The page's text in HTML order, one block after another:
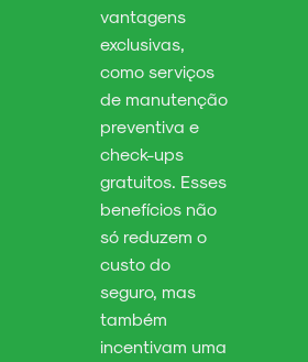
vantagens
exclusivas,
como serviços
de manutenção
preventiva e
check-ups
gratuitos. Esses
benefícios não
só reduzem o
custo do
seguro, mas
também
incentivam uma